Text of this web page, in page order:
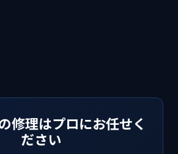
修理はプロにお任せく
ださい